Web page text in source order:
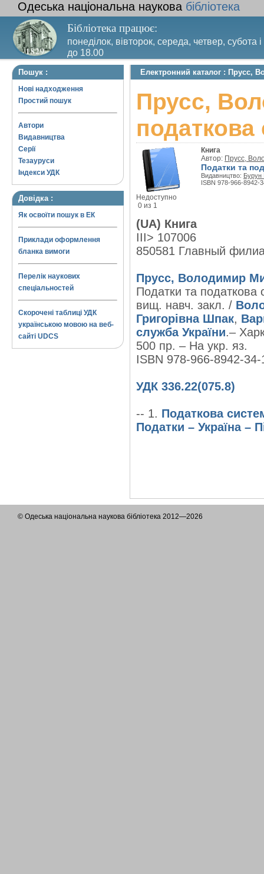
Одеська національна наукова бібліотека
Бібліотека працює:
понеділок, вівторок, середа, четвер, субота
до 18.00
Вихідний день – п’ятниця. Останній четвер
Пошук :
Нові надходження
Простий пошук
Автори
Видавництва
Серії
Тезауруси
Індекси УДК
Довідка :
Як освоїти пошук в ЕК
Приклади оформлення
бланка вимоги
Перелік наукових
спеціальностей
Скорочені таблиці УДК
українською мовою на веб-
сайті UDCS
Електронний каталог : Прусс,
Прусс,
податкова
Недоступно
0 из 1
Книга
Автор: Прусс,
Податки та
Видавництво: Бурун
ISBN 978-966-8942-
(UA) Книга
III> 107006
850581 Главный
Прусс, Володимир
Податки та податкова
вищ. навч. закл. /
Григорівна Шпак,
служба України.–
500 пр. – На укр. яз.
ISBN 978-966-8942-34-
УДК 336.22(075.8)
-- 1. Податкова
Податки – Україна –
© Одеська національна наукова бібліотека 2012—2026